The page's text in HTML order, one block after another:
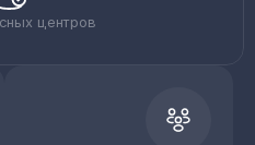
центров